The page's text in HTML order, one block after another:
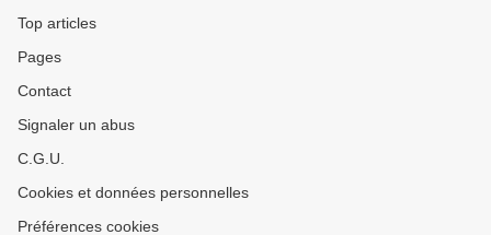
Top articles
Pages
Contact
Signaler un abus
C.G.U.
Cookies et données personnelles
Préférences cookies